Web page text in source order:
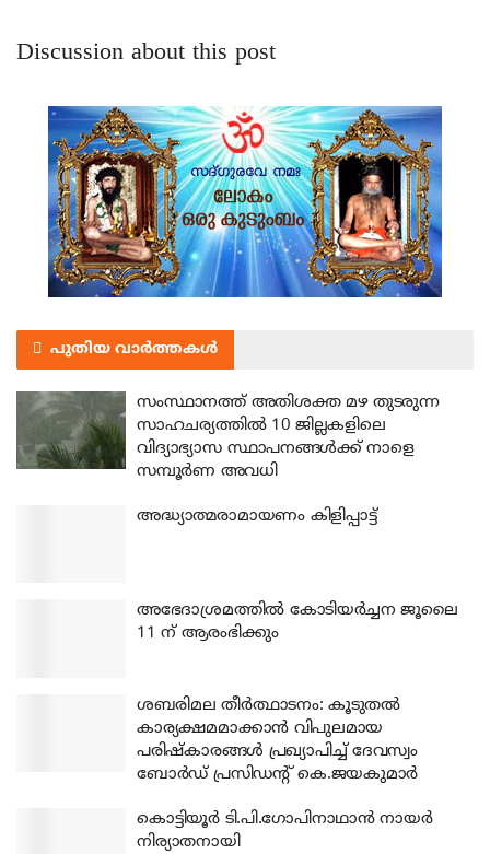
Discussion about this post
പുതിയ വാർത്തകൾ
സംസ്ഥാനത്ത് അതിശക്ത മഴ തുടരുന്ന
സാഹചര്യത്തിൽ 10 ജില്ലകളിലെ
വിദ്യാഭ്യാസ സ്ഥാപനങ്ങൾക്ക് നാളെ
സമ്പൂർണ അവധി
അദ്ധ്യാത്മരാമായണം കിളിപ്പാട്ട്
അഭേദാശ്രമത്തില്‍ കോടിയര്‍ച്ചന ജൂലൈ
11 ന് ആരംഭിക്കും
ശബരിമല തീര്‍ത്ഥാടനം: കൂടുതല്‍
കാര്യക്ഷമമാക്കാന്‍ വിപുലമായ
പരിഷ്‌കാരങ്ങള്‍ പ്രഖ്യാപിച്ച് ദേവസ്വം
ബോര്‍ഡ് പ്രസിഡന്റ് കെ.ജയകുമാര്‍
കൊട്ടിയൂര്‍ ടി.പി.ഗോപിനാഥാന്‍ നായര്‍
നിര്യാതനായി